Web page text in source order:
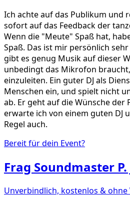
Ich achte auf das Publikum und
sofort auf das Feedback der
Wenn die "Meute" Spaß hat,
Spaß. Das ist mir persönlich
gibt es genug Musik auf dieser
unbedingt das Mikrofon
einzuleiten. Ein guter DJ als
Menschen ein, und spielt nicht
ab. Er geht auf die Wünsche der
erwarte ich von einem guten DJ
Regel auch.
Bereit für dein Event?
Frag Soundmaster P.
Unverbindlich, kostenlos &